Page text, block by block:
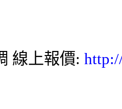
線上報價: